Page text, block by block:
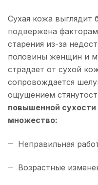
Сухая кожа выглядит
подвержена
старения из-за
половины женщин и
страдает от сухой
сопровождается
ощущением
повышенной
множество:
Неправильная
Возрастные